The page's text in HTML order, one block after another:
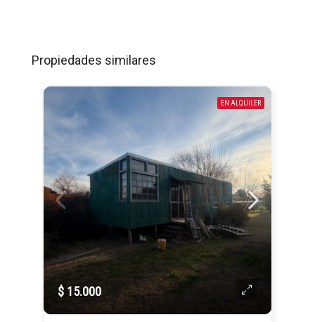
Propiedades similares
EN ALQUILER
$ 15.000